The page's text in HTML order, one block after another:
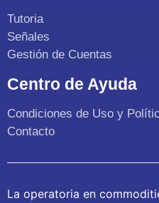
Tutoria
Señales
Gestión de Cuentas
Centro de Ayuda
Condiciones de Uso y
Contacto
La operatoria en